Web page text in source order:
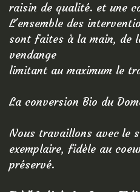
raisin de qualité. et une
L'ensemble des
sont faites à la main, de
vendange
limitant au maximum le
La conversion Bio du
Nous travaillons avec le
exemplaire, fidèle au
préservé.